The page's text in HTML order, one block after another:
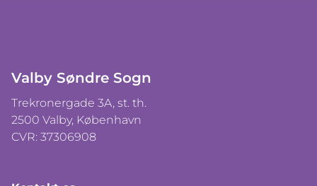
Valby Søndre Sogn
Trekronergade 3A, st. th.
2500 Valby, København
CVR: 37306908